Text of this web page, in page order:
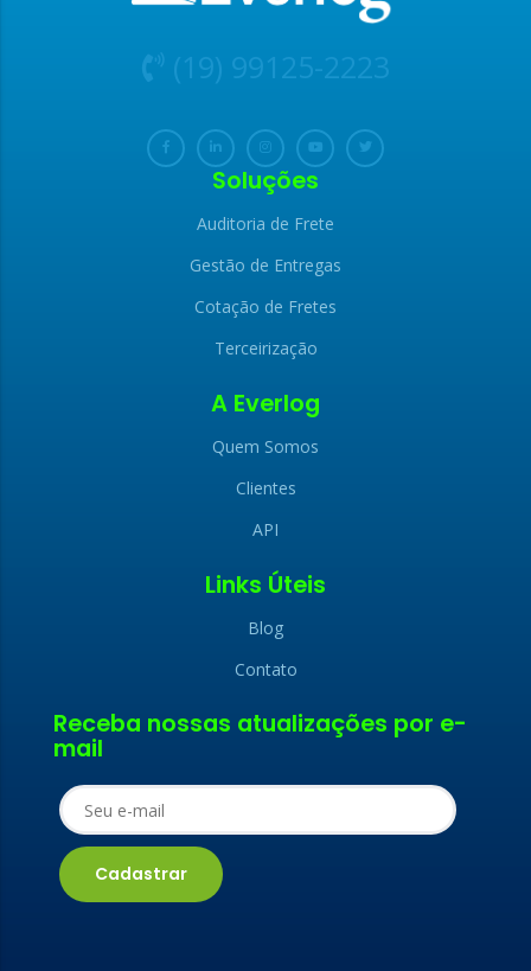
(19) 99125-2223
Soluções
Auditoria de Frete
Gestão de Entregas
Cotação de Fretes
Terceirização
A Everlog
Quem Somos
Clientes
API
Links Úteis
Blog
Contato
Receba nossas atualizações por e-
mail
FALE CONOSCO
Nome (obrigatório)
x
LIGAMOS PARA
VOCÊ
Nome (obrigatório)